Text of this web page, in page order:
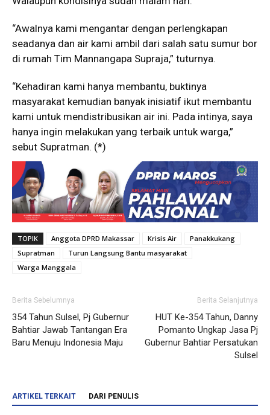
“Awalnya kami mengantar dengan perlengkapan
seadanya dan air kami ambil dari salah satu sumur bor
di rumah Tim Mannangapa Supraja,” tuturnya.
“Kehadiran kami hanya membantu, buktinya
masyarakat kemudian banyak inisiatif ikut membantu
kami untuk mendistribusikan air ini. Pada intinya, saya
hanya ingin melakukan yang terbaik untuk warga,”
sebut Supratman. (*)
TOPIK Anggota DPRD Makassar Krisis Air
Panakkukang
Supratman
Turun Langsung Bantu masyarakat
Warga Manggala
Berita Sebelumnya
354 Tahun Sulsel, Pj Gubernur
Bahtiar Jawab Tantangan Era
Baru Menuju Indonesia Maju
Berita Selanjutnya
HUT Ke-354 Tahun, Danny
Pomanto Ungkap Jasa Pj
Gubernur Bahtiar Persatukan
Sulsel
ARTIKEL TERKAIT DARI PENULIS